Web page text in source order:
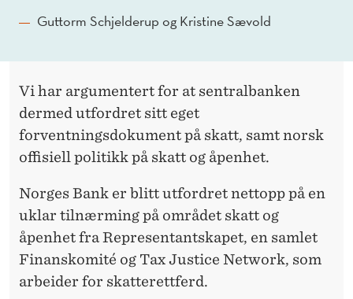
Guttorm Schjelderup og Kristine Sævold
Vi har argumentert for at sentralbanken
dermed utfordret sitt eget
forventningsdokument på skatt, samt norsk
offisiell politikk på skatt og åpenhet.
Norges Bank er blitt utfordret nettopp på en
uklar tilnærming på området skatt og
åpenhet fra Representantskapet, en samlet
Finanskomité og Tax Justice Network, som
arbeider for skatterettferd.